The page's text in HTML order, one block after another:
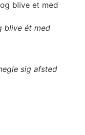
blive ét med
sig afsted